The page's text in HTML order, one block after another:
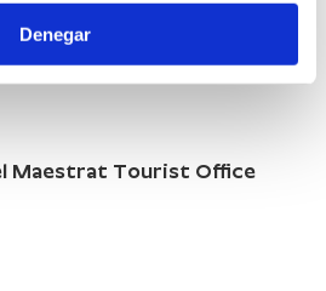
Denegar
Maestrat Tourist Office